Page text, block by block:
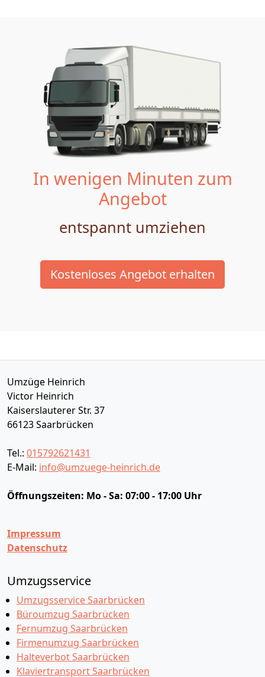
In wenigen Minuten zum
Angebot
entspannt umziehen
Kostenloses Angebot erhalten
Umzüge Heinrich
Victor Heinrich
Kaiserslauterer Str. 37
66123Saarbrücken
Tel.: 015792621431
E-Mail: info@umzuege-heinrich.de
Öffnungszeiten: Mo - Sa: 07:00 - 17:00 Uhr
Impressum
Datenschutz
Umzugsservice
Umzugsservice Saarbrücken
Büroumzug Saarbrücken
Fernumzug Saarbrücken
Firmenumzug Saarbrücken
Halteverbot Saarbrücken
Klaviertransport Saarbrücken